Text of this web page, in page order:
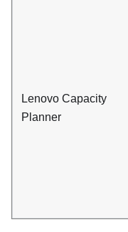
Lenovo Capacity
Planner